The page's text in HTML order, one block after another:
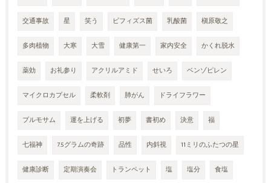
交通事故 星 笑う ビフィズス菌 乳酸菌 槇原敬之
多肉植物 大寒 大雪 健康第一 家内安全 かくれ脱水
薬効 お礼参り アクリルアミド せいろ ベンゾピレン
マイクロカプセル 柔軟剤 肺がん ドライフラワー
プルモサム 運を上げる 初夢 書初め 決意 福
七福神 7.5グラムの奇跡 品性 内斜視 11ミリのふたつの星
健康診断 定期演奏会 トランペット 塩 塩分 食塩